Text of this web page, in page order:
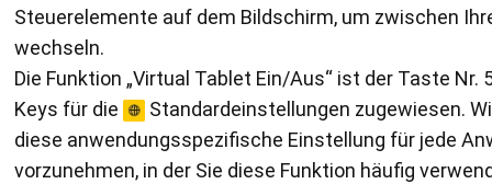
Steuerelemente auf dem Bildschirm, um zwischen
wechseln.
Die Funktion „Virtual Tablet Ein/Aus“ ist der Taste Nr.
Keys für die
Standardeinstellungen zugewiesen.
diese anwendungsspezifische Einstellung für jede
vorzunehmen, in der Sie diese Funktion häufig